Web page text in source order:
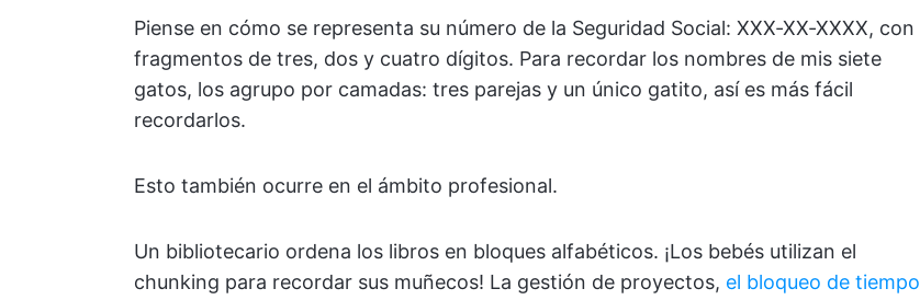
Piense en cómo se representa su número de la Seguridad Social: XXX-XX-XXXX, con
fragmentos de tres, dos y cuatro dígitos. Para recordar los nombres de mis siete
gatos, los agrupo por camadas: tres parejas y un único gatito, así es más fácil
recordarlos.
Esto también ocurre en el ámbito profesional.
Un bibliotecario ordena los libros en bloques alfabéticos. ¡Los bebés utilizan el
chunking para recordar sus muñecos! La gestión de proyectos, el bloqueo de tiempo